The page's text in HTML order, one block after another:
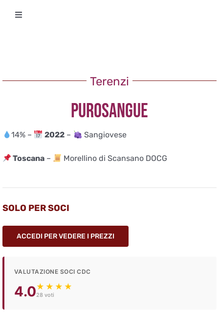
Toggle
Regala un’esperienza
Terenzi
PUROSANGUE
14% – 2022 – Sangiovese
Toscana – Morellino di Scansano DOCG
SOLO PER SOCI
ACCEDI PER VEDERE I PREZZI
VALUTAZIONE SOCI CDC
4.0★★★★
28 voti